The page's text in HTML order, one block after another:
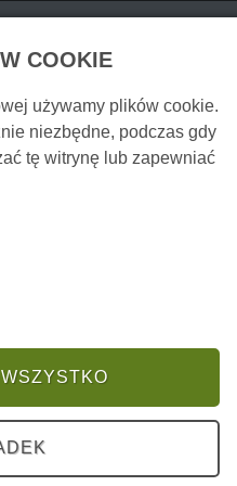
górach Harz
tras i
w Górach
wycieczce rowerowej i
COOKIE
używamy plików cookie.
niezbędne, podczas gdy
tę witrynę lub zapewniać